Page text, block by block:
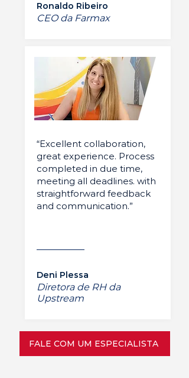
Ronaldo Ribeiro
CEO da Farmax
“Excellent collaboration,
great experience. Process
completed in due time,
meeting all deadlines. with
straightforward feedback
and communication.”
Deni Plessa
Diretora de RH da
Upstream
FALE COM UM ESPECIALISTA